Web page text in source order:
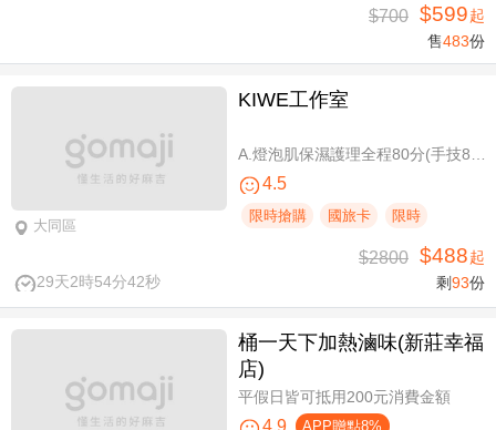
$700 $599起
售483份
大同區
KIWE工作室
4.5
限時搶購 國旅卡 限時
29天2時54分41秒
$2800 $488起
剩93份
桶一天下加熱滷味(新莊幸福
店)
平假日皆可抵用200元消費金額
APP贈點8%